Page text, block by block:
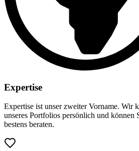
Expertise
Expertise ist unser zweiter Vorname. Wir
unseres Portfolios persönlich und können
bestens beraten.